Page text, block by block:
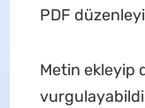
PDF
Metin ekleyip